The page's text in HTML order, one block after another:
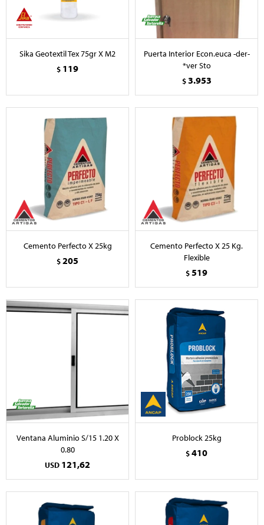
Sika Geotextil Tex 75gr X M2
$ 119
Puerta Interior Econ.euca -der-
*ver Sto
$ 3.953
Cemento Perfecto X 25kg
$205
Cemento Perfecto X 25 Kg.
Flexible
$519
Ventana Aluminio S/15 1.20 X
0.80
USD 121,62
Problock 25kg
$410